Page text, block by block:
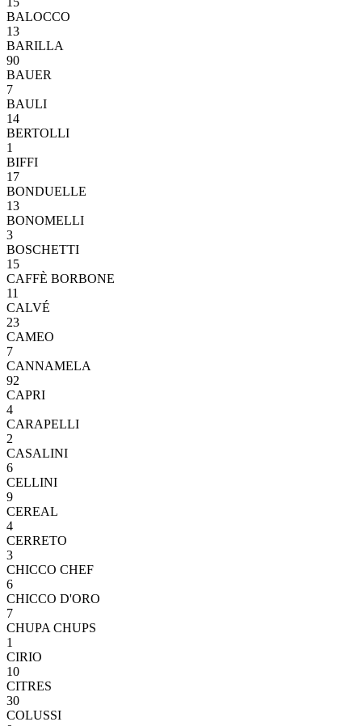
BALOCCO
13
BARILLA
90
BAUER
7
BAULI
14
BERTOLLI
1
BIFFI
17
BONDUELLE
13
BONOMELLI
3
BOSCHETTI
15
CAFFÈ BORBONE
11
CALVÉ
23
CAMEO
7
CANNAMELA
92
CAPRI
4
CARAPELLI
2
CASALINI
6
CELLINI
9
CEREAL
4
CERRETO
3
CHICCO CHEF
6
CHICCO D'ORO
7
CHUPA CHUPS
1
CIRIO
10
CITRES
30
COLUSSI